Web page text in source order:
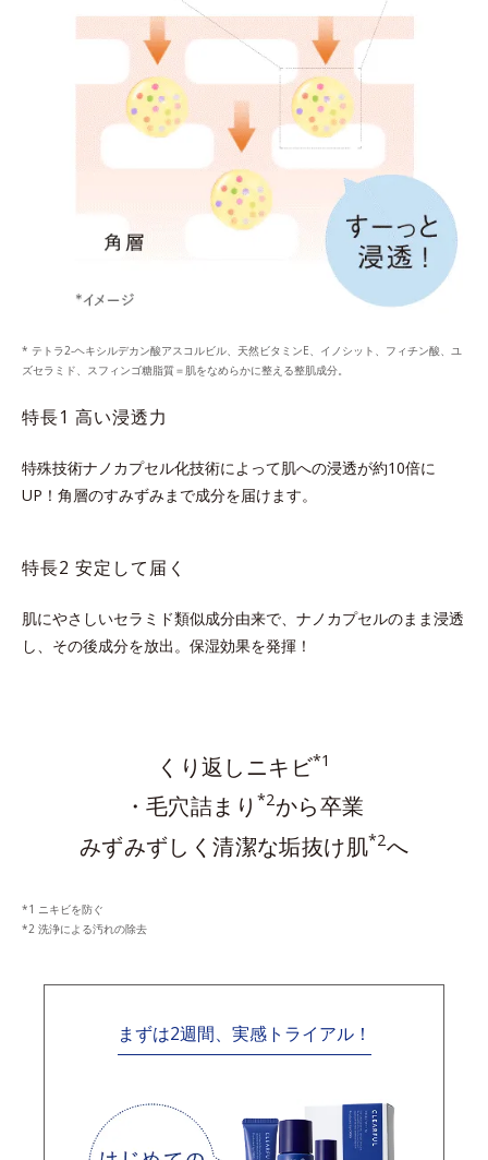
* テトラ2-ヘキシルデカン酸アスコルビル、天然ビタミンE、イノシット、フィチン酸、ユ
ズセラミド、スフィンゴ糖脂質＝肌をなめらかに整える整肌成分。
特長1 高い浸透力
特殊技術ナノカプセル化技術によって肌への浸透が約10倍に
UP！ 角層のすみずみまで成分を届けます。
特長2 安定して届く
肌にやさしいセラミド類似成分由来で、ナノカプセルのまま浸透
し、その後成分を放出。保湿効果を発揮！
くり返しニキビ*1
・毛穴詰まり *2から卒業
みずみずしく清潔な垢抜け肌*2へ
ニキビを防ぐ
洗浄による汚れの除去
まずは2週間、実感トライアル！